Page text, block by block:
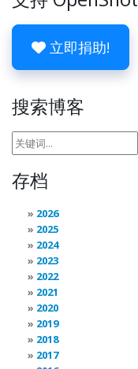
立即捐助!
搜索博客
存档
2026
2025
2024
2023
2022
2021
2020
2019
2018
2017